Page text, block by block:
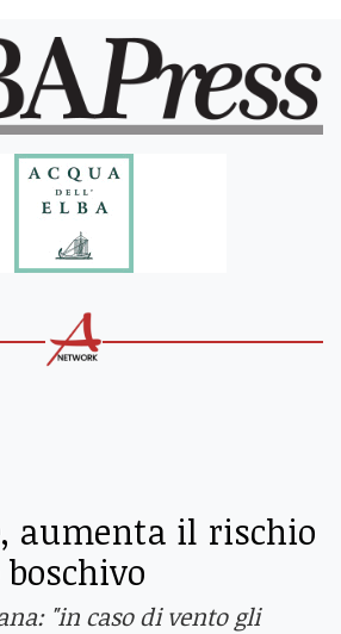
aumenta il rischio
"in caso di vento gli